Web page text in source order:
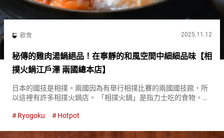
飲食 2025.11.12
秘傳的雞肉湯鍋絕品！在寧靜的和風空間中細細品味【相
撲火鍋江戶澤 兩國總本店】
日本的國技是相撲。兩國因為有舉行相撲比賽的兩國國技館，所
以這裡有許多相撲火鍋店。 「相撲火鍋」是指力士吃的食物。其
指火鍋料理。 『相撲火鍋江戶澤（Chanko Edosawa）』自１
Ryogoku Hotpot